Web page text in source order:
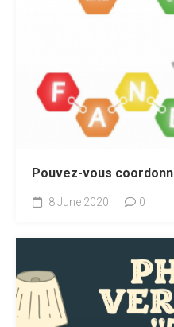
Pouvez-vous
8 June 2020 0